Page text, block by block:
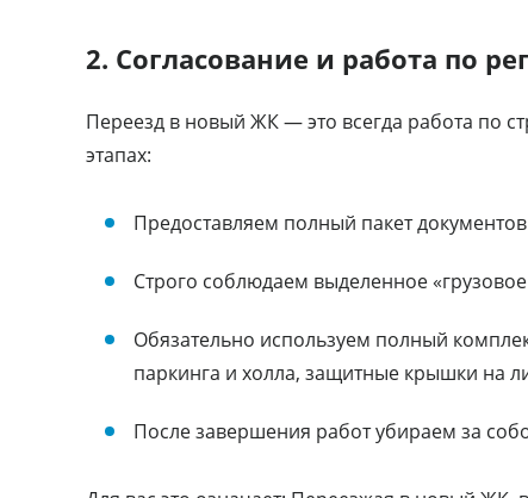
2. Согласование и работа по
Переезд в новый ЖК — это всегда работа по
этапах:
Предоставляем полный пакет
Строго соблюдаем выделенное
Обязательно используем полный
паркинга и холла, защитные крышки на
После завершения работ убираем за